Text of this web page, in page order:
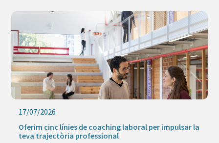
17/07/2026
Oferim cinc línies de coaching laboral per impulsar la
teva trajectòria professional